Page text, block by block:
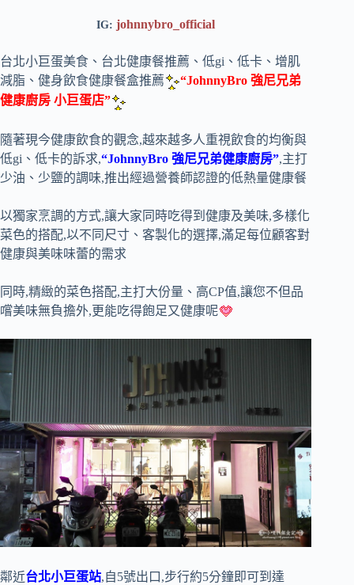
IG:johnnybro_official
台北小巨蛋美食、台北健康餐推薦、低gi、低卡、增肌
減脂、健身飲食健康餐盒推薦
“JohnnyBro 強尼兄弟
健康廚房 小巨蛋店”
隨著現今健康飲食的觀念,越來越多人重視飲食的均衡與
低gi、低卡的訴求,“JohnnyBro 強尼兄弟健康廚房”,主打
少油、少鹽的調味,推出經過營養師認證的低熱量健康餐
以獨家烹調的方式,讓大家同時吃得到健康及美味,多樣化
菜色的搭配,以不同尺寸、客製化的選擇,滿足每位顧客對
健康與美味味蕾的需求
同時,精緻的菜色搭配,主打大份量、高CP值,讓您不但品
嚐美味無負擔外,更能吃得飽足又健康呢
鄰近台北小巨蛋站,自5號出口,步行約5分鐘即可到達